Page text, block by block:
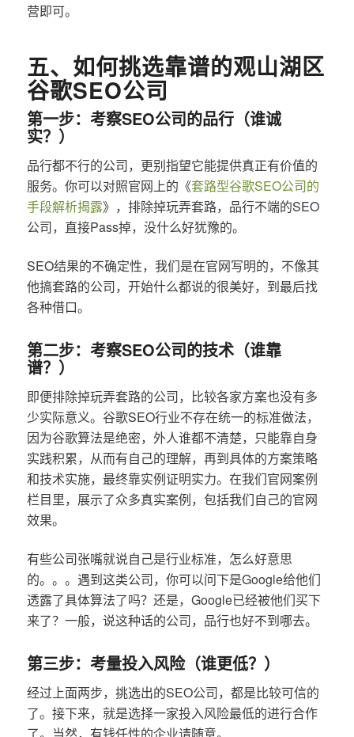
营即可。
五、如何挑选靠谱的观山湖区
谷歌SEO公司
第一步：考察SEO公司的品行（谁诚
实？）
品行都不行的公司，更别指望它能提供真正有价值的
服务。你可以对照官网上的《套路型谷歌SEO公司的
手段解析揭露》，排除掉玩弄套路，品行不端的SEO
公司，直接Pass掉，没什么好犹豫的。
SEO结果的不确定性，我们是在官网写明的，不像其
他搞套路的公司，开始什么都说的很美好，到最后找
各种借口。
第二步：考察SEO公司的技术（谁靠
谱？）
即便排除掉玩弄套路的公司，比较各家方案也没有多
少实际意义。谷歌SEO行业不存在统一的标准做法，
因为谷歌算法是绝密，外人谁都不清楚，只能靠自身
实践积累，从而有自己的理解，再到具体的方案策略
和技术实施，最终靠实例证明实力。在我们官网案例
栏目里，展示了众多真实案例，包括我们自己的官网
效果。
有些公司张嘴就说自己是行业标准，怎么好意思
的。。。遇到这类公司，你可以问下是Google给他们
透露了具体算法了吗？还是，Google已经被他们买下
来了？一般，说这种话的公司，品行也好不到哪去。
第三步：考量投入风险（谁更低？）
经过上面两步，挑选出的SEO公司，都是比较可信的
了。接下来，就是选择一家投入风险最低的进行合作